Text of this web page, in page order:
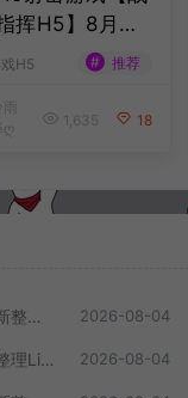
挥H5】8月最
Linux手工服
即玩+简易安卓
H5 # 推荐
ღ
1,635 18
三网H5格斗游戏【热血校园威龙H5】8月最新整理Linux手工服务端+Win一键服务端+解压即玩+简易安卓客户端+详细搭建教程 2026-08-04
三网H5射击游戏【战场小指挥H5】8月最新整理Linux手工服务端+Win一键服务端+解压即玩+简易安卓客户端+详细搭建教程 2026-08-04